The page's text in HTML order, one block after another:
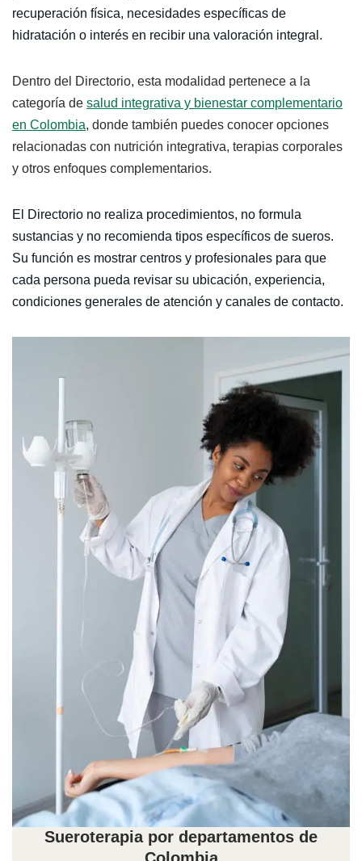
recuperación física, necesidades específicas de
hidratación o interés en recibir una valoración integral.
Dentro del Directorio, esta modalidad pertenece a la
categoría de salud integrativa y bienestar complementario
en Colombia, donde también puedes conocer opciones
relacionadas con nutrición integrativa, terapias corporales
y otros enfoques complementarios.
El Directorio no realiza procedimientos, no formula
sustancias y no recomienda tipos específicos de sueros.
Su función es mostrar centros y profesionales para que
cada persona pueda revisar su ubicación, experiencia,
condiciones generales de atención y canales de contacto.
Sueroterapia por departamentos de